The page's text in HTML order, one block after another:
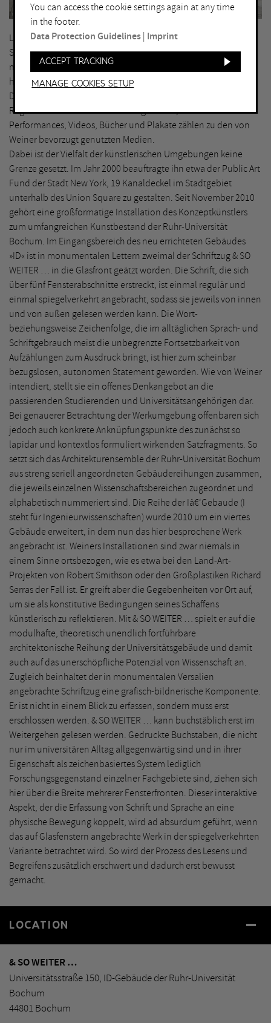
Thorsten Koch, Bochum © VG Bild-Kunst, Bonn 2019
Lawrence Weiner experimentiert mit der Mehrdeutigkeit von
Sprache und Zeichen. Seine im öffentlichen, aber auch im
musealen und institutionellen Raum installierten Werke sind
häufig Wortspiele oder Satzfragmente, die eine Vielzahl von
Deutungsmöglichkeiten beinhalten. Die Schriftzüge sind in der
Regel an Wänden und Mauern angebracht, aber auch
Performances, Videos, Bücher und Plakate zählen zu den von
Weiner bevorzugt genutzten Medien.
Dabei ist der Vielfalt der künstlerischen Umgebungen keine
Grenze gesetzt. Im Jahr 2000 beauftragte ihn etwa der Public Art
Fund der Stadt New York, 19 Kanaldeckel im Stadtgebiet
unterhalb des Union Square zu gestalten. Seit November 2010
gehört eine großformatige Installation des Konzeptkünstlers
zum umfangreichen Kunstbestand der Ruhr-Universität
Bochum. Im Eingangsbereich des neu errichteten Gebäudes
»ID« ist in monumentalen Lettern zweimal der Schriftzug & SO
WEITER … in die Glasfront geätzt worden. Die Schrift, die sich
über fünf Fensterabschnitte erstreckt, ist einmal regulär und
einmal spiegelverkehrt angebracht, sodass sie jeweils von innen
und von außen gelesen werden kann. Die Wort-
beziehungsweise Zeichenfolge, die im alltäglichen Sprach- und
Schriftgebrauch meist die unbegrenzte Fortsetzbarkeit von
Aufzählungen zum Ausdruck bringt, ist hier zum scheinbar
bezugslosen, autonomen Statement geworden. Wie von Weiner
intendiert, stellt sie ein offenes Denkangebot an die
passierenden Studierenden und Universitätsangehörigen dar.
Bei genauerer Betrachtung der Werkumgebung offenbaren sich
jedoch auch konkrete Anknüpfungspunkte des zunächst so
lapidar und kontextlos formuliert wirkenden Satzfragments. So
setzt sich das Architekturensemble der Ruhr-Universität Bochum
aus streng seriell angeordneten Gebäudereihungen zusammen,
die jeweils einzelnen Wissenschaftsbereichen zugeordnet und
alphabetisch nummeriert sind. Die Reihe der Iâ€‘Gebaude (I
steht für Ingenieurwissenschaften) wurde 2010 um ein viertes
Gebäude erweitert, in dem nun das hier besprochene Werk
angebracht ist. Weiners Installationen sind zwar niemals in
einem Sinne ortsbezogen, wie es etwa bei den Land-Art-
Projekten von Robert Smithson oder den Großplastiken Richard
Serras der Fall ist. Er greift aber die Gegebenheiten vor Ort auf,
um sie als konstitutive Bedingungen seines Schaffens
künstlerisch zu reflektieren. Mit & SO WEITER … spielt er auf die
modulhafte, theoretisch unendlich fortführbare
architektonische Reihung der Universitätsgebäude und damit
auch auf das unerschöpfliche Potenzial von Wissenschaft an.
Zugleich beinhaltet der in monumentalen Versalien
angebrachte Schriftzug eine grafisch-bildnerische Komponente.
Er ist nicht in einem Blick zu erfassen, sondern muss erst
erschlossen werden. & SO WEITER … kann buchstäblich erst im
Weitergehen gelesen werden. Gedruckte Buchstaben, die nicht
nur im universitären Alltag allgegenwärtig sind und in ihrer
Eigenschaft als zeichenbasiertes System lediglich
Forschungsgegenstand einzelner Fachgebiete sind, ziehen sich
hier über die Breite mehrerer Fensterfronten. Dieser interaktive
Aspekt, der die Erfassung von Schrift und Sprache an eine
physische Bewegung koppelt, wird ad absurdum geführt, wenn
das auf Glasfenstern angebrachte Werk in der spiegelverkehrten
Variante betrachtet wird. So wird der Prozess des Lesens und
Begreifens zusätzlich erschwert und dadurch erst bewusst
gemacht.
LOCATION
& SO WEITER …
Universitätsstraße 150, ID-Gebäude der Ruhr-Universität
Bochum
44801 Bochum
You can access the cookie settings again at any time
in the footer.
Data Protection Guidelines Imprint
Accept tracking
Manage Cookies setup